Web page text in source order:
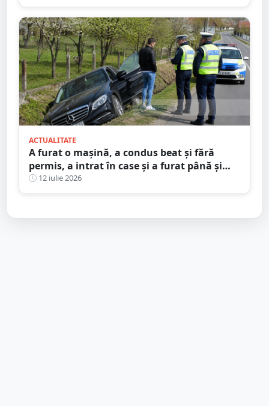
ACTUALITATE
A furat o mașină, a condus beat și fără
permis, a intrat în case și a furat până și
brazi ornamentali. Faptele unui minor din
Satu Mare
12 iulie 2026